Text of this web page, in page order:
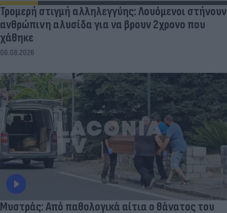
Τρομερή στιγμή αλληλεγγύης: Λουόμενοι στήνουν
ανθρώπινη αλυσίδα για να βρουν 2χρονο που
χάθηκε
06.08.2026
Μυστράς: Από παθολογικά αίτια ο θάνατος του